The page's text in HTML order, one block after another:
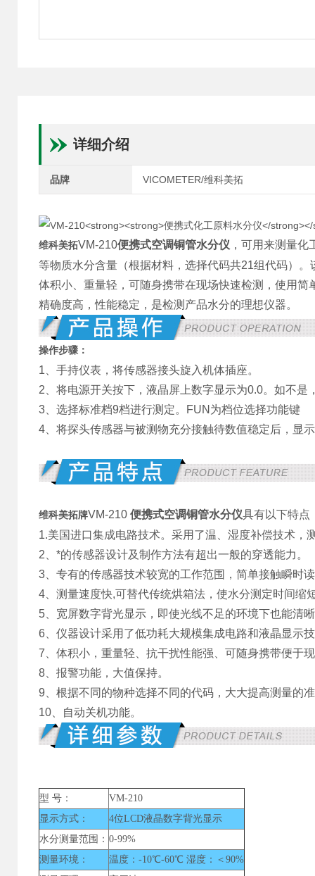
详细介绍
品牌 VICOMETER/维科美拓
维科美拓VM-210便携式空调铜管水分仪 ，可用来测量
等物质水分含量（根据材料，选择代码共21组代码）
体积小、重量轻，可随身携带在现场快速检测，使用
精确度高，性能稳定，是检测产品水分的理想仪器。
操作步骤：
1、手持仪表，将传感器接头旋入机体插座。
2、将电源开关按下，液晶屏上数字显示为0.0。如不
3、选择标准档9档进行测定。FUN为档位选择功能键
4、将探头传感器与被测物充分接触待数值稳定后，显
维科美拓牌VM-210 便携式空调铜管水分仪具有以下特点
1.美国进口集成电路技术。采用了温、湿度补偿技术，
2、*的传感器设计及制作方法有超出一般的穿透能力。
3、专有的传感器技术较宽的工作范围，简单接触瞬时
4、测量速度快,可替代传统烘箱法，使水分测定时间
5、宽屏数字背光显示，即使光线不足的环境下也能清
6、仪器设计采用了低功耗大规模集成电路和液晶显示
7、体积小，重量轻、抗干扰性能强、可随身携带便于
8、报警功能，大值保持。
9、根据不同的物种选择不同的代码，大大提高测量的
10、自动关机功能。
型 号：
VM-210
显示方式：
4位LCD液晶数字背光显示
水分测量范围： 0-99%
测量环境：
温度：-10℃-60℃ 湿度：＜90%